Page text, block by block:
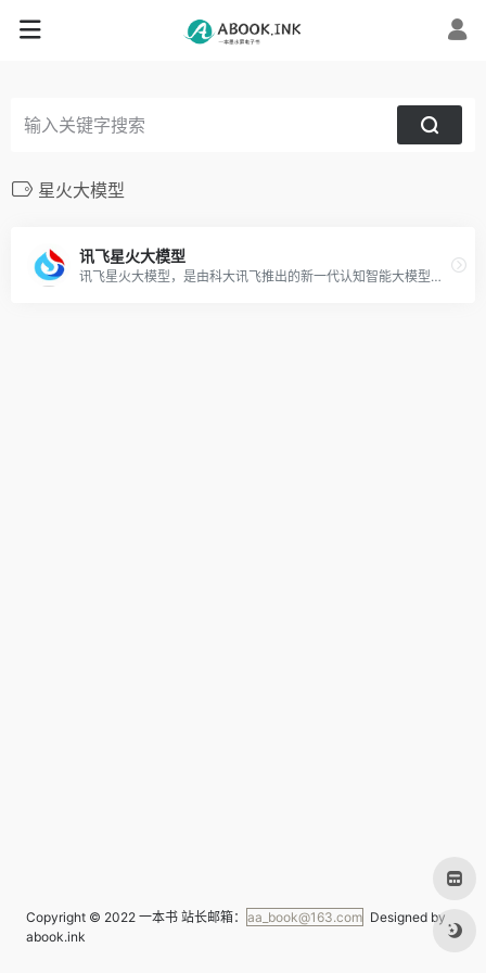
星火大模型
讯飞星火大模型
讯飞星火大模型，是由科大讯飞推出的新一代认知智能大模型，拥有跨领域的知识和语言理解能力，能够基于自然对话方式理解与执行任务，提供语言理解、知识问答、逻辑推理、数学题解答、代码理解与编写等多种能力。
Copyright © 2022 一本书 站长邮箱： aa_book@163.com Designed by
abook.ink